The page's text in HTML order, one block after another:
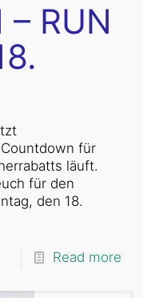
– RUN
für
läuft.
für den
den 18.
Read more